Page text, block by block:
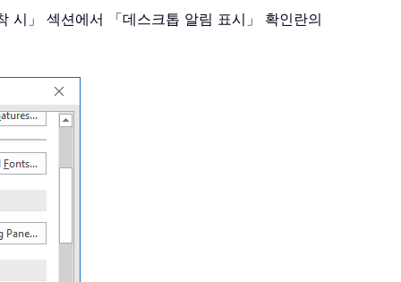
시」 섹션에서 「데스크톱 알림 표시」 확인란의